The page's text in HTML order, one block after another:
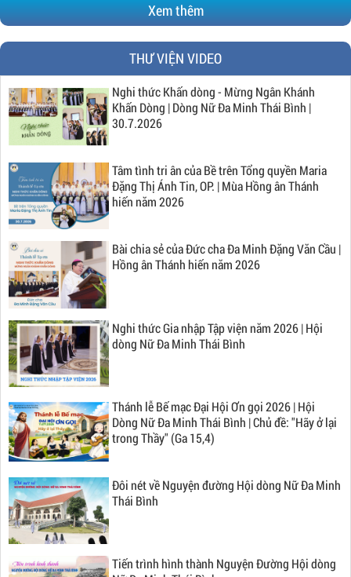
Xem thêm
THƯ VIỆN VIDEO
Nghi thức Khấn dòng - Mừng Ngân Khánh
Khấn Dòng | Dòng Nữ Đa Minh Thái Bình |
30.7.2026
Tâm tình tri ân của Bề trên Tổng quyền Maria
Đặng Thị Ánh Tin, OP. | Mùa Hồng ân Thánh
hiến năm 2026
Bài chia sẻ của Đức cha Đa Minh Đặng Văn Cầu |
Hồng ân Thánh hiến năm 2026
Nghi thức Gia nhập Tập viện năm 2026 | Hội
dòng Nữ Đa Minh Thái Bình
Thánh lễ Bế mạc Đại Hội Ơn gọi 2026 | Hội
Dòng Nữ Đa Minh Thái Bình | Chủ đề: "Hãy ở lại
trong Thầy" (Ga 15,4)
Đôi nét về Nguyện đường Hội dòng Nữ Đa Minh
Thái Bình
Tiến trình hình thành Nguyện Đường Hội dòng